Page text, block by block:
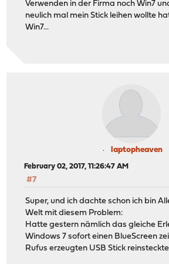
Verwenden in der Firma noch Win7
neulich mal mein Stick leihen wollte
Win7...
laptopheaven
February 02, 2017, 11:26:47 AM
#7
Super, und ich dachte schon ich bin
Welt mit diesem Problem:
Hatte gestern nämlich das gleiche
Windows 7 sofort einen BlueScreen
Rufus erzeugten USB Stick